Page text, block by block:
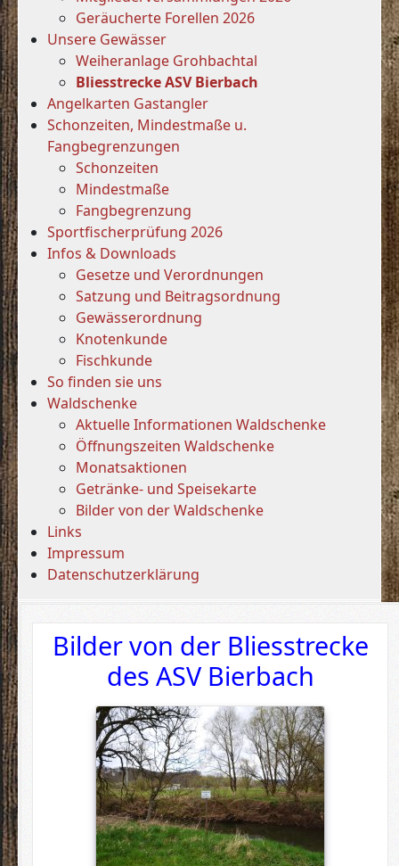
Geräucherte Forellen 2026
Unsere Gewässer
Weiheranlage Grohbachtal
Bliesstrecke ASV Bierbach
Angelkarten Gastangler
Schonzeiten, Mindestmaße u.
Fangbegrenzungen
Schonzeiten
Mindestmaße
Fangbegrenzung
Sportfischerprüfung 2026
Infos & Downloads
Gesetze und Verordnungen
Satzung und Beitragsordnung
Gewässerordnung
Knotenkunde
Fischkunde
So finden sie uns
Waldschenke
Aktuelle Informationen Waldschenke
Öffnungszeiten Waldschenke
Monatsaktionen
Getränke- und Speisekarte
Bilder von der Waldschenke
Links
Impressum
Datenschutzerklärung
Bilder von der Bliesstrecke
des ASV Bierbach